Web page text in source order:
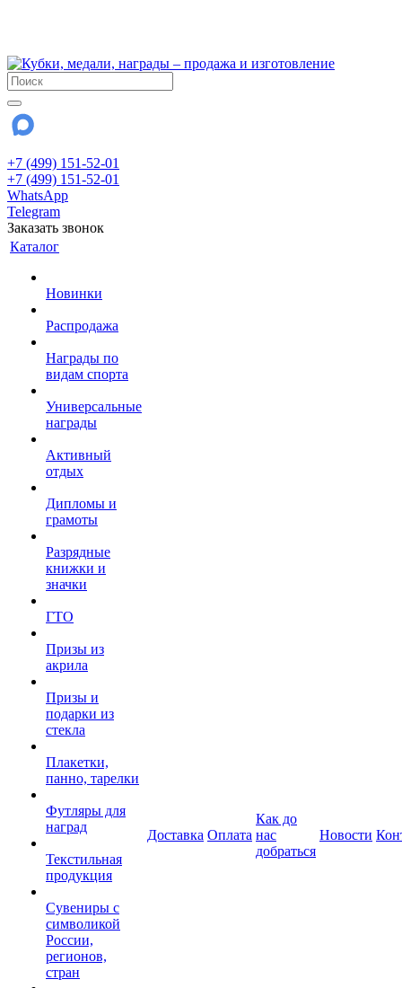
+7 (499) 151-52-01
+7 (499) 151-52-01
WhatsApp
Telegram
Заказать звонок
Каталог
Новинки
Распродажа
Награды по
видам спорта
Универсальные
награды
Активный
отдых
Дипломы и
грамоты
Разрядные
книжки и
значки
ГТО
Призы из
акрила
Призы и
подарки из
стекла
Плакетки,
панно, тарелки
Футляры для
наград
Текстильная
продукция
Сувениры с
символикой
России,
регионов,
стран
Доставка Оплата
Как до
нас
добраться
Новости